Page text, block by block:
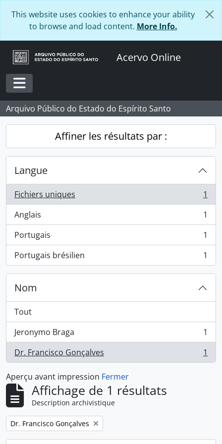
This website uses cookies to enhance your ability
to browse and load content. More Info.
Acervo Online
Toggle navigation
Arquivo Público do Estado do Espírito Santo
Affiner les résultats par :
Langue
Fichiers uniques
, 1 résultats
1
Anglais
, 1 résultats
1
Portugais
, 1 résultats
1
Portugais brésilien
, 1 résultats 1
Nom
Tout
Jeronymo Braga
, 1 résultats
1
Dr. Francisco Gonçalves
, 1 résultats 1
Aperçu avant impression Fermer
Affichage de 1 résultats
Description archivistique
Remove filter:
Dr. Francisco Gonçalves